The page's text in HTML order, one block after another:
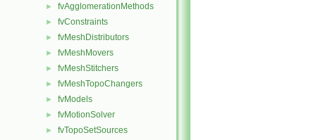
► fvAgglomerationMethods
► fvConstraints
► fvMeshDistributors
► fvMeshMovers
► fvMeshStitchers
► fvMeshTopoChangers
► fvModels
► fvMotionSolver
► fvTopoSetSources